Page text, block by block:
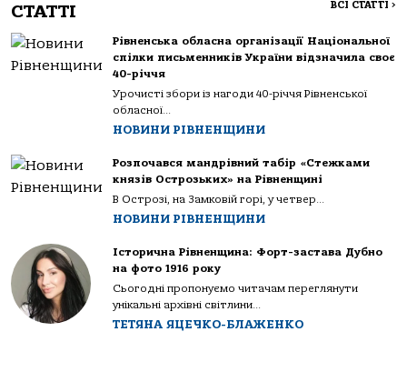
СТАТТІ ВСІ СТАТТІ >
Рівненська обласна організації Національної
спілки письменників України відзначила своє
40-річчя
Урочисті збори із нагоди 40-річчя Рівненської
обласної...
НОВИНИ РІВНЕНЩИНИ
Розпочався мандрівний табір «Стежками
князів Острозьких» на Рівненщині
В Острозі, на Замковій горі, у четвер...
НОВИНИ РІВНЕНЩИНИ
Історична Рівненщина: Форт-застава Дубно
на фото 1916 року
Сьогодні пропонуємо читачам переглянути
унікальні архівні світлини...
ТЕТЯНА ЯЦЕЧКО-БЛАЖЕНКО